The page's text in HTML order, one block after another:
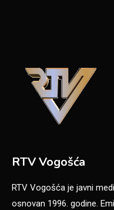
RTV Vogošća
RTV Vogošća je javni
osnovan 1996. godine.